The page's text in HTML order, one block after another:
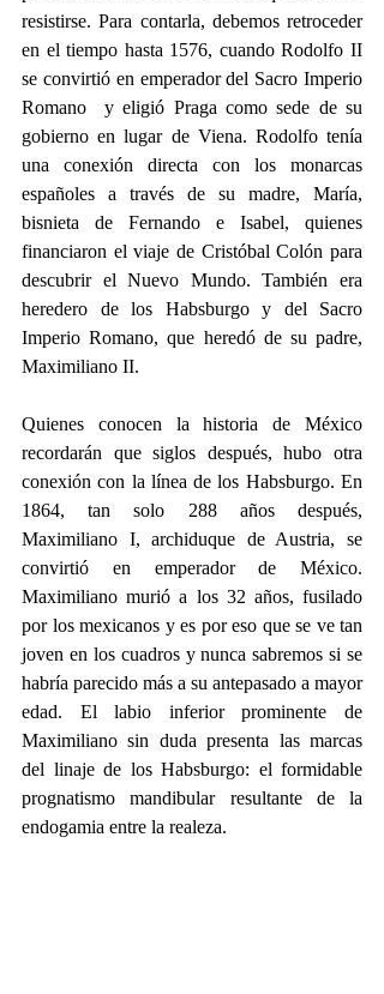
resistirse. Para contarla, debemos retroceder
en el tiempo hasta 1576, cuando Rodolfo II
se convirtió en emperador del Sacro Imperio
Romano  y eligió Praga como sede de su
gobierno en lugar de Viena. Rodolfo tenía
una conexión directa con los monarcas
españoles a través de su madre, María,
bisnieta de Fernando e Isabel, quienes
financiaron el viaje de Cristóbal Colón para
descubrir el Nuevo Mundo. También era
heredero de los Habsburgo y del Sacro
Imperio Romano, que heredó de su padre,
Maximiliano II.
Quienes conocen la historia de México
recordarán que siglos después, hubo otra
conexión con la línea de los Habsburgo. En
1864, tan solo 288 años después,
Maximiliano I, archiduque de Austria, se
convirtió en emperador de México.
Maximiliano murió a los 32 años, fusilado
por los mexicanos y es por eso que se ve tan
joven en los cuadros y nunca sabremos si se
habría parecido más a su antepasado a mayor
edad. El labio inferior prominente de
Maximiliano sin duda presenta las marcas
del linaje de los Habsburgo: el formidable
prognatismo mandibular resultante de la
endogamia entre la realeza.